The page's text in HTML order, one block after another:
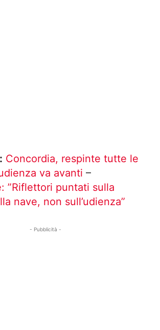
Concordia, respinte tutte le
va avanti –
”Riflettori puntati sulla
nave, non sull’udienza”
- Pubblicità -